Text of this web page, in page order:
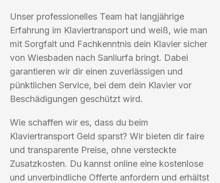
Unser professionelles Team hat langjährige
Erfahrung im Klaviertransport und weiß, wie man
mit Sorgfalt und Fachkenntnis dein Klavier sicher
von Wiesbaden nach Sanliurfa bringt. Dabei
garantieren wir dir einen zuverlässigen und
pünktlichen Service, bei dem dein Klavier vor
Beschädigungen geschützt wird.
Wie schaffen wir es, dass du beim
Klaviertransport Geld sparst? Wir bieten dir faire
und transparente Preise, ohne versteckte
Zusatzkosten. Du kannst online eine kostenlose
und unverbindliche Offerte anfordern und erhältst